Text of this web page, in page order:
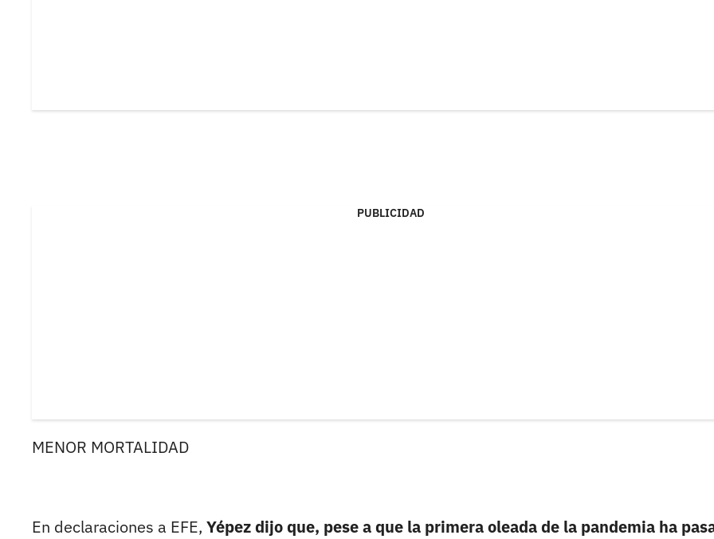
PUBLICIDAD
MENOR MORTALIDAD
En declaraciones a EFE, Yépez dijo que, pese a que la primera oleada de la pandemia ha